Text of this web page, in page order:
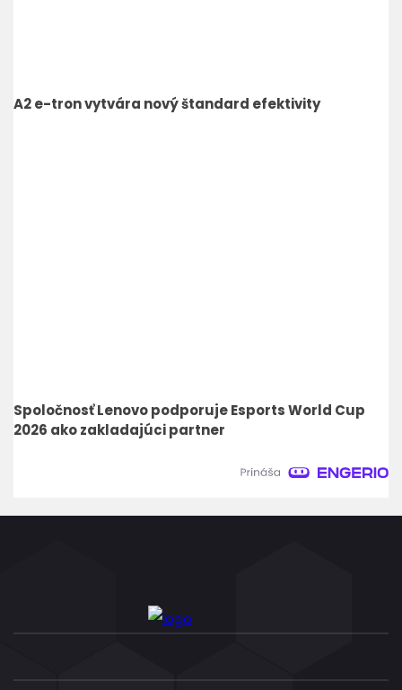
A2 e-tron vytvára nový štandard efektivity
Spoločnosť Lenovo podporuje Esports World Cup
2026 ako zakladajúci partner